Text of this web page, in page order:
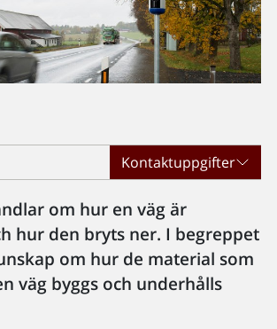
Kontaktuppgifter
om hur en väg är
hur den bryts ner. I begreppet
om hur de material som
väg byggs och underhålls